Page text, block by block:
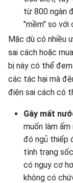
từ 800 ngàn
"mềm" so với
Mặc dù có nhiều
sai cách hoặc
bị này có thể
các tác hại mà
điện sai cách có
Gây mất
muốn làm
đó ngủ thiếp
tình trạng
có nguy cơ
không có